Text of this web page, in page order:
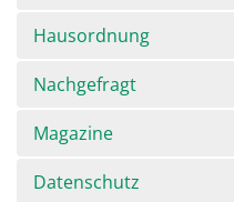
Hausordnung
Nachgefragt
Magazine
Datenschutz